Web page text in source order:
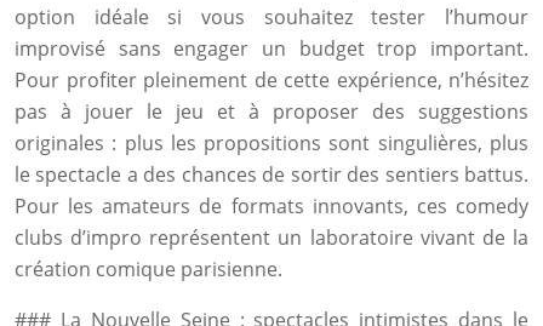
option idéale si vous souhaitez tester l’humour
improvisé sans engager un budget trop important.
Pour profiter pleinement de cette expérience, n’hésitez
pas à jouer le jeu et à proposer des suggestions
originales : plus les propositions sont singulières, plus
le spectacle a des chances de sortir des sentiers battus.
Pour les amateurs de formats innovants, ces comedy
clubs d’impro représentent un laboratoire vivant de la
création comique parisienne.
### La Nouvelle Seine : spectacles intimistes dans le